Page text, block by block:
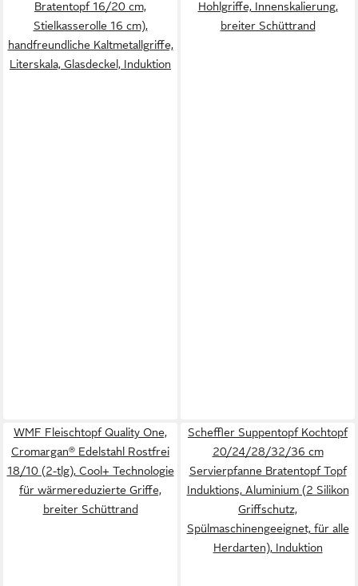
Bratentopf 16/20 cm,
Stielkasserolle 16 cm),
handfreundliche Kaltmetallgriffe,
Literskala, Glasdeckel, Induktion
Hohlgriffe, Innenskalierung,
breiter Schüttrand
WMF Fleischtopf Quality One,
Cromargan® Edelstahl Rostfrei
18/10 (2-tlg), Cool+ Technologie
für wärmereduzierte Griffe,
breiter Schüttrand
Scheffler Suppentopf Kochtopf
20/24/28/32/36 cm
Servierpfanne Bratentopf Topf
Induktions, Aluminium (2 Silikon
Griffschutz,
Spülmaschinengeeignet, für alle
Herdarten), Induktion